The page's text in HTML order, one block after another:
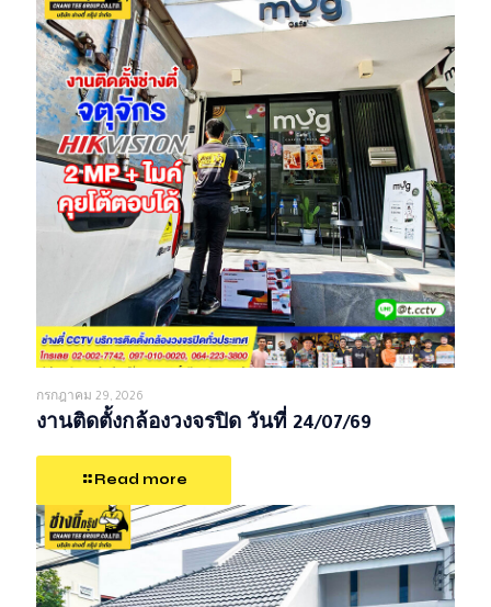
กรกฎาคม 29, 2026
งานติดตั้งกล้องวงจรปิด วันที่ 24/07/69
Read more